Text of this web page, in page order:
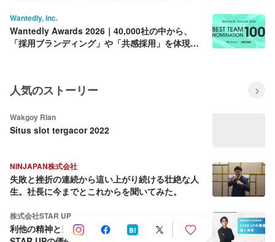
Wantedly, Inc.
Wantedly Awards 2026｜40,000社の中から、
「採用ブランディング」や「共感採用」を体現す
人気のストーリー
Wakgoy Rian
Situs slot tergacor 2022
NINJAPAN株式会社
失敗と挫折の連続から這い上がり続ける壮絶な人
生。社長に今までとこれからを聞いてみた。
株式会社STAR UP
利他の精神と当事者意識：CPO池田八輝が語る